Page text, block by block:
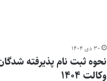
۳۰ دی ۱۴۰۴
نحوه ثبت نام پذیرفته
وکالت ۱۴۰۴